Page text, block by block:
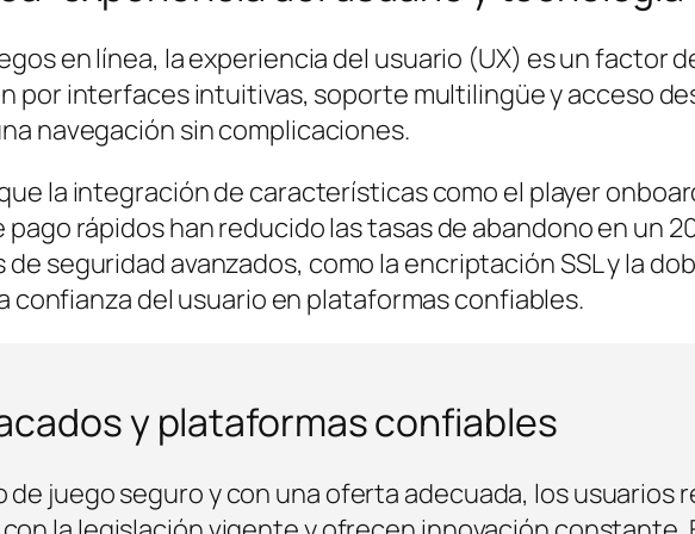
en línea, la experiencia del usuario (UX) es un factor
por interfaces intuitivas, soporte multilingüe y acceso
navegación sin complicaciones.
la integración de características como el player
rápidos han reducido las tasas de abandono en un
seguridad avanzados, como la encriptación SSL y la
del usuario en plataformas confiables.
y plataformas confiables
de juego seguro y con una oferta adecuada, los usuarios